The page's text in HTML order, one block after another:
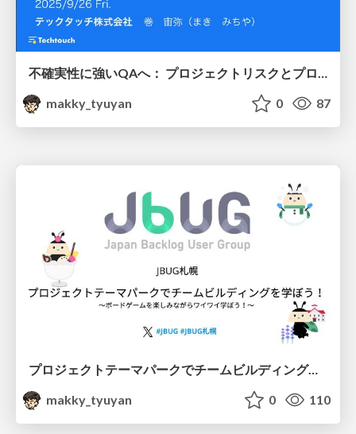
不確実性に強いQAへ： プロジェクトリスクとプロダクトリスクを見極める実践アプローチ #SQiP2025
makky_tyuyan
0 87
プロジェクトテーマパークでチームビルディングを学ぼう！ 〜ボードゲームを楽しみながらワイワイ学ぼう！〜 #JBUG
makky_tyuyan
0 110